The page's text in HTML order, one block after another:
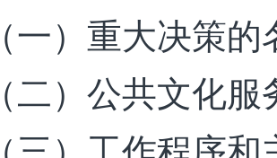
（一）重大决策
（二）公共文化